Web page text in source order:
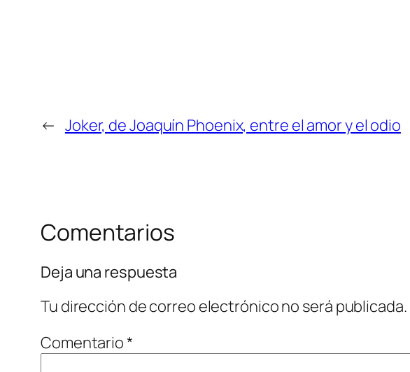
← Joker, de Joaquín Phoenix, entre el amor y el odio
Comentarios
Deja una respuesta
Tu dirección de correo electrónico no será publicada.
Comentario*